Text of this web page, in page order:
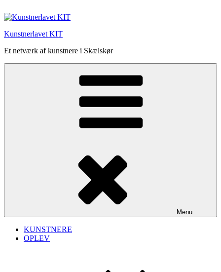
til
Kunstnerlavet KIT
Et netværk af kunstnere i Skælskør
Menu
KUNSTNERE
OPLEV